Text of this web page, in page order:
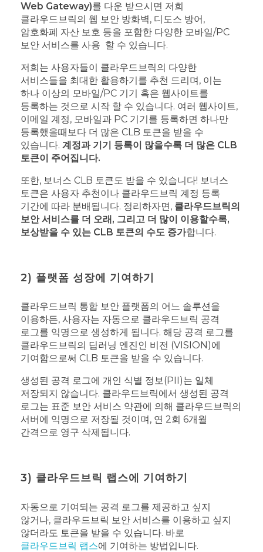
Web Gateway)를 다운 받으시면 저희
클라우드브릭의 웹 보안 방화벽, 디도스 방어,
암호화폐 자산 보호 등을 포함한 다양한 모바일/PC
보안 서비스를 사용 할 수 있습니다.
저희는 사용자들이 클라우드브릭의 다양한
서비스들을 최대한 활용하기를 추천 드리며, 이는
하나 이상의 모바일/PC 기기 혹은 웹사이트를
등록하는 것으로 시작 할 수 있습니다. 여러 웹사이트,
이메일 계정, 모바일과 PC 기기를 등록하면 하나만
등록했을때보다 더 많은 CLB 토큰을 받을 수
있습니다. 계정과 기기 등록이 많을수록 더 많은 CLB
토큰이 주어집니다.
또한, 보너스 CLB 토큰도 받을 수 있습니다! 보너스
토큰은 사용자 추천이나 클라우드브릭 계정 등록
기간에 따라 분배됩니다. 정리하자면, 클라우드브릭의
보안 서비스를 더 오래, 그리고 더 많이 이용할수록,
보상받을 수 있는 CLB 토큰의 수도 증가합니다.
2) 플랫폼 성장에 기여하기
클라우드브릭 통합 보안 플랫폼의 어느 솔루션을
이용하든, 사용자는 자동으로 클라우드브릭 공격
로그를 익명으로 생성하게 됩니다. 해당 공격 로그를
클라우드브릭의 딥러닝 엔진인 비전 (VISION)에
기여함으로써 CLB 토큰을 받을 수 있습니다.
생성된 공격 로그에 개인 식별 정보(PII)는 일체
저장되지 않습니다. 클라우드브릭에서 생성된 공격
로그는 표준 보안 서비스 약관에 의해 클라우드브릭의
서버에 익명으로 저장될 것이며, 연 2회 6개월
간격으로 영구 삭제됩니다.
3) 클라우드브릭 랩스에 기여하기
자동으로 기여되는 공격 로그를 제공하고 싶지
않거나, 클라우드브릭 보안 서비스를 이용하고 싶지
않더라도 토큰을 받을 수 있습니다. 바로
클라우드브릭 랩스에 기여하는 방법입니다.